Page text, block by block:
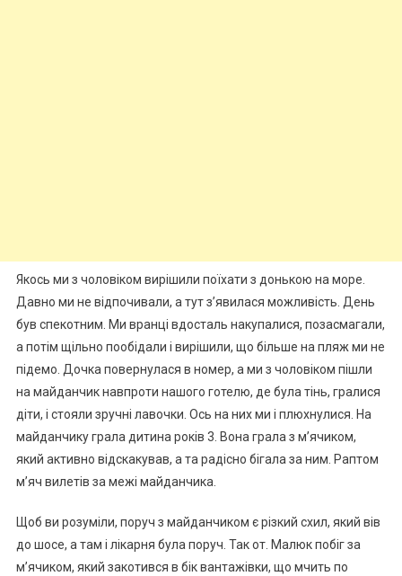
Якось ми з чоловіком вирішили поїхати з донькою на море.
Давно ми не відпочивали, а тут з’явилася можливість. День
був спекотним. Ми вранці вдосталь накупалися, позасмагали,
а потім щільно пообідали і вирішили, що більше на пляж ми не
підемо. Дочка повернулася в номер, а ми з чоловіком пішли
на майданчик навпроти нашого готелю, де була тінь, гралися
діти, і стояли зручні лавочки. Ось на них ми і плюхнулися. На
майданчику грала дитина років 3. Вона грала з м’ячиком,
який активно відскакував, а та радісно бігала за ним. Раптом
м’яч вилетів за межі майданчика.
Щоб ви розуміли, поруч з майданчиком є різкий схил, який вів
до шосе, а там і лікарня була поруч. Так от. Малюк побіг за
м’ячиком, який закотився в бік вантажівки, що мчить по